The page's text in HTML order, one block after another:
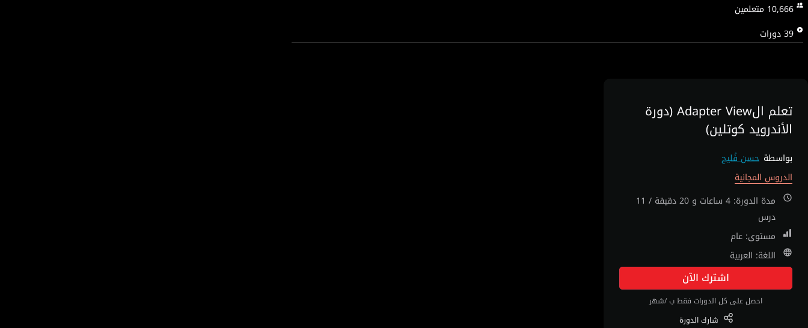
10,666 متعلمين
39دورات
تعلم الAdapter View (دورة
الأندرويد كوتلين)
بواسطة حسن فُليح
الدروس المجانية
مدة الدورة: 4 ساعات و 20 دقيقة / 11
درس
مستوى: عام
اللغة: العربية
اشترك الآن
احصل على كل الدورات فقط ب /شهر
شاركالدورة